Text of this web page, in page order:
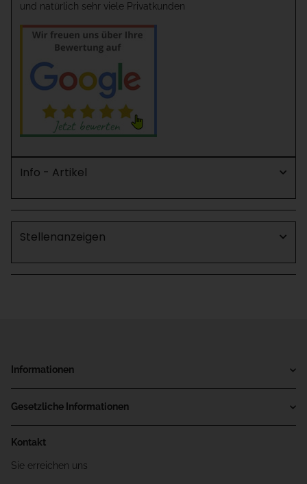
und natürlich sehr viele Privatkunden
Info - Artikel
Stellenanzeigen
Informationen
Gesetzliche Informationen
Kontakt
Sie erreichen uns